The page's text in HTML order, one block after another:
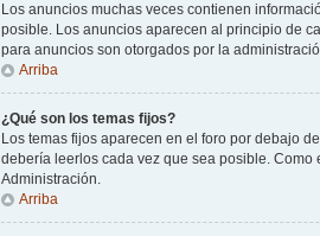
Los anuncios muchas veces contienen
posible. Los anuncios aparecen al principio de
para anuncios son otorgados por la
Arriba
¿Qué son los temas fijos?
Los temas fijos aparecen en el foro por debajo
debería leerlos cada vez que sea posible.
Administración.
Arriba